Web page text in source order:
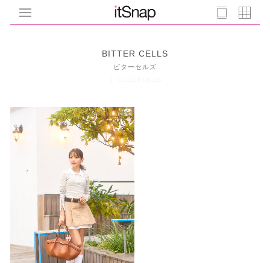
BITTER CELLS
ビターセルズ
1 Coodinates